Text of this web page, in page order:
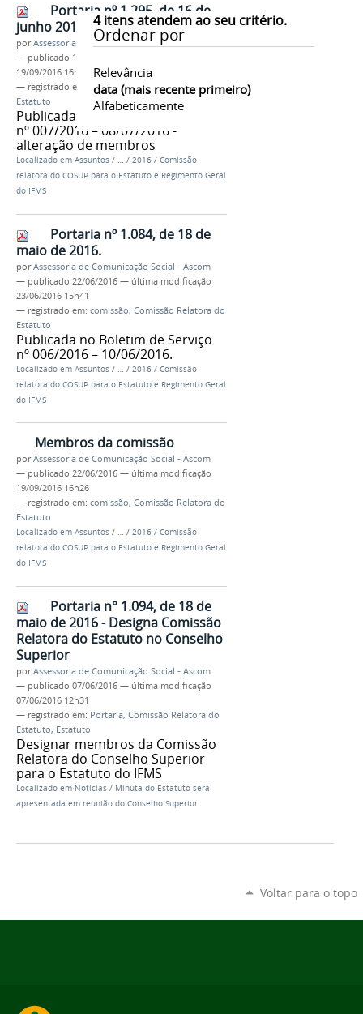
4itens atendem ao seu critério.
Ordenar por
Relevância
data (mais recente primeiro)
Alfabeticamente
Portaria nº 1.295, de 16 de
junho 2016.
porAssessoria de Comunicação Social - Ascom
— publicado 19/09/2016
19/09/2016 16h30
— registrado em:
comissão,Comissão Relatora do
Estatuto
Publicada no Boletim de Serviço
nº 007/2016 – 08/07/2016 -
alteração de membros
Localizado em Assuntos / … / 2016 / Comissão
relatora do COSUP para o Estatuto e Regimento Geral
do IFMS
Portaria nº 1.084, de 18 de
maio de 2016.
porAssessoria de Comunicação Social - Ascom
— publicado 22/06/2016 — última modificação
23/06/2016 15h41
— registrado em: comissão, Comissão Relatora do
Estatuto
Publicada no Boletim de Serviço
nº 006/2016 – 10/06/2016.
Localizado em Assuntos / / 2016 / Comissão
relatora do COSUP para o Estatuto e Regimento Geral
do IFMS
Membros da comissão
porAssessoria de Comunicação Social - Ascom
— publicado 22/06/2016 — última modificação
19/09/2016 16h26
— registrado em: comissão, Comissão Relatora do
Estatuto
Localizado em Assuntos / … / 2016 / Comissão
relatora do COSUP para o Estatuto e Regimento Geral
do IFMS
Portaria n° 1.094, de 18 de
maio de 2016 - Designa Comissão
Relatora do Estatuto no Conselho
Superior
porAssessoria de Comunicação Social - Ascom
— publicado 07/06/2016 — última modificação
07/06/2016 12h31
— registrado em: Portaria, Comissão Relatora do
Estatuto, Estatuto
Designar membros da Comissão
Relatora do Conselho Superior
para o Estatuto do IFMS
Localizado em Notícias / Minuta do Estatuto será
apresentada em reunião do Conselho Superior
Voltar para o topo